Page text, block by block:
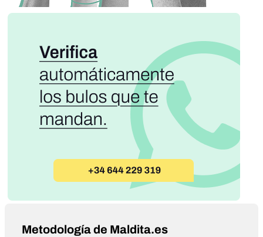
Metodología de Maldita.es